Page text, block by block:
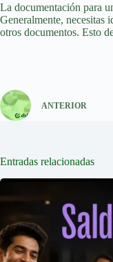
La documentación para
Generalmente, necesitas
otros documentos. Esto
ANTERIOR
Entradas relacionadas